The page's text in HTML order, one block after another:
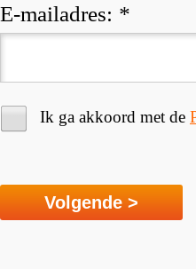
E-mailadres: *
Ik ga akkoord met de